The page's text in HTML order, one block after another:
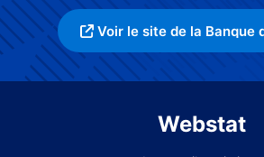
Voir le site de la Banque
Webstat